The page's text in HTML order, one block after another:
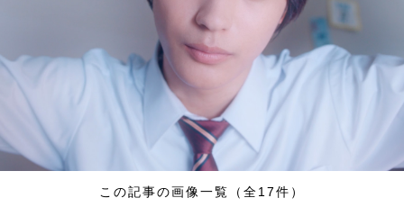
この記事の画像一覧（全17件）